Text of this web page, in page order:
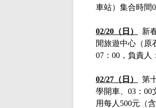
車站）集合時間
02/20（日）
新
閒旅遊中心（原
07：00，負責人
02/27（日）
第
學開車、03：00
用每人500元（